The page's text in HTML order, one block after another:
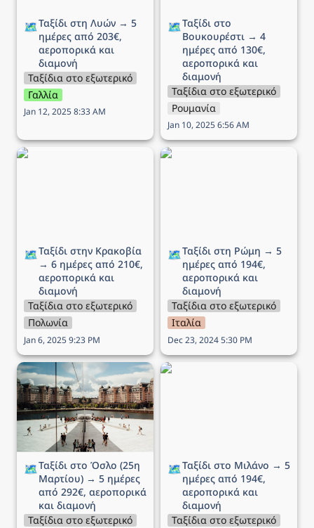
🗺️Ταξίδι στη Λυών → 5
ημέρες από 203€,
αεροπορικά και
διαμονή
Ταξίδια στο εξωτερικό
Γαλλία
Jan 12, 2025 8:33 AM
🗺️Ταξίδι στο
Βουκουρέστι → 4
ημέρες από 130€,
αεροπορικά και
διαμονή
Ταξίδια στο εξωτερικό
Ρουμανία
Jan 10, 2025 6:56 AM
Ταξίδι στην Κρακοβία →
🗺️Ταξίδι στην Κρακοβία
→ 6 ημέρες από 210€,
αεροπορικά και
διαμονή
Ταξίδια στο εξωτερικό
Πολωνία
Jan 6, 2025 9:23 PM
Ταξίδι στη Ρώμη → 5
🗺️Ταξίδι στη Ρώμη → 5
ημέρες από 194€,
αεροπορικά και
διαμονή
Ταξίδια στο εξωτερικό
Ιταλία
Dec 23, 2024 5:30 PM
Ταξίδι στο Όσλο (25η
Μαρτίου) → 5 ημέρες
από 292€, αεροπορικά
και διαμονή
🗺️Ταξίδι στο Όσλο (25η
Μαρτίου) → 5 ημέρες
από 292€, αεροπορικά
και διαμονή
Ταξίδια στο εξωτερικό
Ταξίδι στο Μιλάνο → 5
🗺️Ταξίδι στο Μιλάνο → 5
ημέρες από 194€,
αεροπορικά και
διαμονή
Ταξίδια στο εξωτερικό